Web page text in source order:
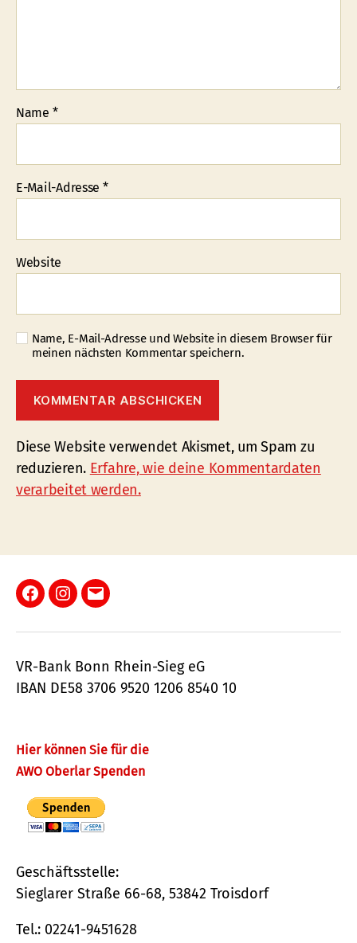
Name *
E-Mail-Adresse *
Website
Name, E-Mail-Adresse und Website in diesem Browser für
meinen nächsten Kommentar speichern.
Diese Website verwendet Akismet, um Spam zu
reduzieren. Erfahre, wie deine Kommentardaten
verarbeitet werden.
Facebook
Instagram
E-
VR-Bank Bonn Rhein-Sieg eG
IBAN DE58 3706 9520 1206 8540 10
Hier können Sie für die
AWO Oberlar Spenden
Geschäftsstelle:
Sieglarer Straße 66-68, 53842 Troisdorf
Tel.: 02241-9451628